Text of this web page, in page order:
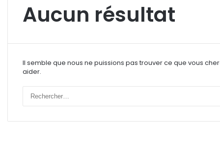
Aucun résultat
Il semble que nous ne puissions pas trouver ce que vous
aider.